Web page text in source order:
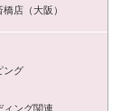
店（大阪）
ング
ィング関連